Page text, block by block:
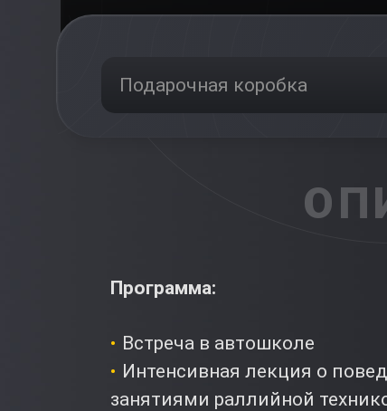
Подарочная коробка
Программа:
Встреча в автошколе
Интенсивная лекция о
занятиями раллийной